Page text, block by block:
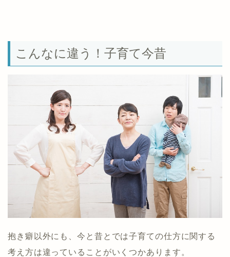
こんなに違う！子育て今昔
抱き癖以外にも、今と昔とでは子育ての仕方に関する
考え方は違っていることがいくつかあります。